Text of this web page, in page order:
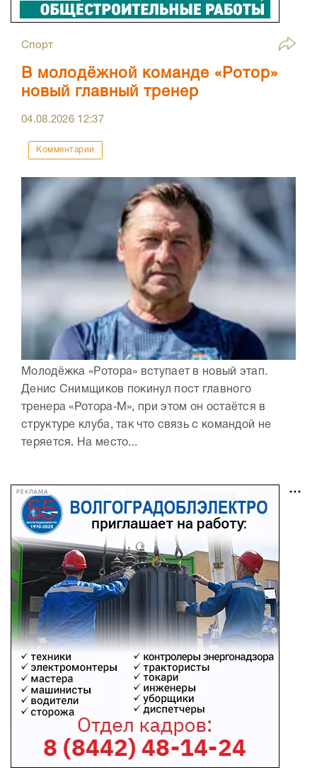
Спорт
В молодёжной команде «Ротор»
новый главный тренер
04.08.2026 12:37
Комментарии
Молодёжка «Ротора» вступает в новый этап.
Денис Снимщиков покинул пост главного
тренера «Ротора‑М», при этом он остаётся в
структуре клуба, так что связь с командой не
теряется. На место...
РЕКЛАМА